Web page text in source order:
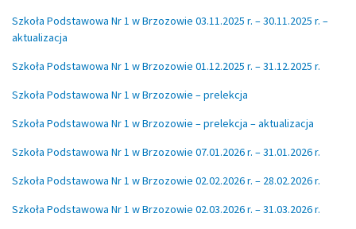
Szkoła Podstawowa Nr 1 w Brzozowie 03.11.2025 r. – 30.11.2025 r. –
aktualizacja
Szkoła Podstawowa Nr 1 w Brzozowie 01.12.2025 r. – 31.12.2025 r.
Szkoła Podstawowa Nr 1 w Brzozowie – prelekcja
Szkoła Podstawowa Nr 1 w Brzozowie – prelekcja – aktualizacja
Szkoła Podstawowa Nr 1 w Brzozowie 07.01.2026 r. – 31.01.2026 r.
Szkoła Podstawowa Nr 1 w Brzozowie 02.02.2026 r. – 28.02.2026 r.
Szkoła Podstawowa Nr 1 w Brzozowie 02.03.2026 r. – 31.03.2026 r.